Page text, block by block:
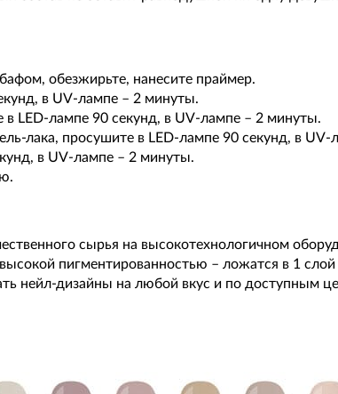
обезжирьте, нанесите праймер.
в UV-лампе – 2 минуты.
в LED-лампе 90 секунд, в UV-лампе – 2 минуты.
лака, просушите в LED-лампе 90 секунд, в
в UV-лампе – 2 минуты.
сырья на высокотехнологичном
пигментированностью – ложатся в 1
нейл-дизайны на любой вкус и по доступным